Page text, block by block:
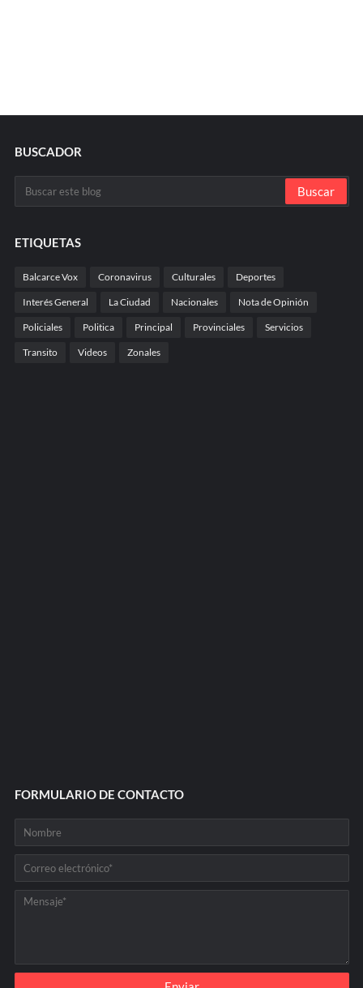
BUSCADOR
ETIQUETAS
Balcarce Vox Coronavirus Culturales Deportes
Interés General La Ciudad Nacionales Nota de Opinión
Policiales Politica Principal Provinciales Servicios
Transito Videos Zonales
FORMULARIO DE CONTACTO